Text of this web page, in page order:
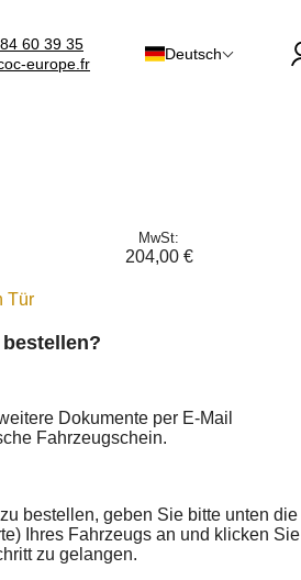
60 39 35
europe.fr
Deutsch
MwSt:
204,00 €
Tür
Dokumente per E-Mail
Fahrzeugschein.
bestellen, geben Sie bitte unten die
Ihres Fahrzeugs an und klicken Sie
zu gelangen.